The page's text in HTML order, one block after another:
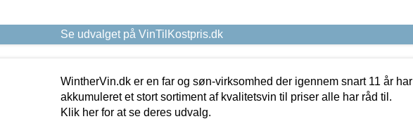
Se udvalget på VinTilKostpris.dk
WintherVin.dk er en far og søn-virksomhed der igennem snart 11 år har
akkumuleret et stort sortiment af kvalitetsvin til priser alle har råd til.
Klik her for at se deres udvalg.